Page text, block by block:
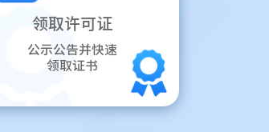
领取许可证
公示公告并快速
领取证书